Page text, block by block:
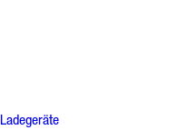
Ladegeräte